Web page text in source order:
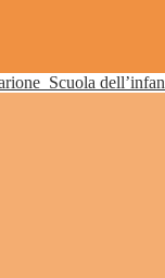
Scuola